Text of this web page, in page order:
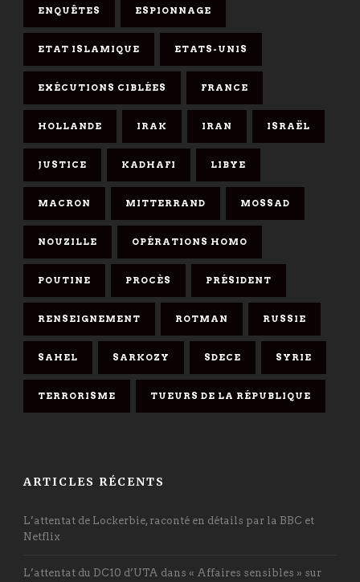
ENQUÊTES ESPIONNAGE
ETAT ISLAMIQUE ETATS-UNIS
EXÉCUTIONS CIBLÉES FRANCE
HOLLANDE IRAK IRAN ISRAËL
JUSTICE KADHAFI LIBYE
MACRON MITTERRAND MOSSAD
NOUZILLE OPÉRATIONS HOMO
POUTINE PROCÈS PRÉSIDENT
RENSEIGNEMENT ROTMAN RUSSIE
SAHEL SARKOZY SDECE SYRIE
TERRORISME TUEURS DE LA RÉPUBLIQUE
ARTICLES RÉCENTS
L’attentat de Lockerbie, raconté en détails par la BBC et
Netflix
L’attentat du DC10 d’UTA dans « Affaires sensibles » sur